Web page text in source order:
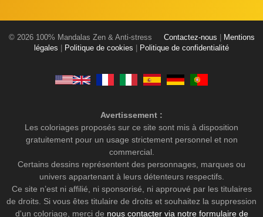
© 2026 100% Mandalas Zen & Anti-stress Contactez-nous
Mentions
légales
Politique de cookies Politique de confidentialité
Avertissement :
Les coloriages proposés sur ce site sont mis à disposition
gratuitement pour un usage strictement personnel et non
commercial.
Certains dessins représentent des personnages, marques ou
univers appartenant à leurs détenteurs respectifs.
Ce site n’est ni affilié, ni sponsorisé, ni approuvé par les titulaires
de droits. Si vous êtes titulaire de droits et souhaitez la suppression
d'un coloriage, merci de nous contacter via notre formulaire de